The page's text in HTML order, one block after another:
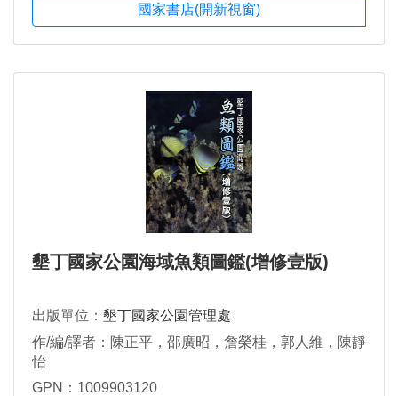
國家書店(開新視窗)
墾丁國家公園海域魚類圖鑑(增修壹版)
出版單位： 墾丁國家公園管理處
作/編/譯者：陳正平，邵廣昭，詹榮桂，郭人維，陳靜
怡
GPN：1009903120